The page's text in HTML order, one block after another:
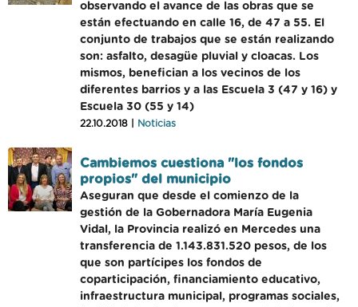
observando el avance de las obras que se
están efectuando en calle 16, de 47 a 55. El
conjunto de trabajos que se están realizando
son: asfalto, desagüe pluvial y cloacas. Los
mismos, benefician a los vecinos de los
diferentes barrios y a las Escuela 3 (47 y 16) y
Escuela 30 (55 y 14)
22.10.2018 | Noticias
Cambiemos cuestiona "los fondos
propios" del municipio
Aseguran que desde el comienzo de la
gestión de la Gobernadora María Eugenia
Vidal, la Provincia realizó en Mercedes una
transferencia de 1.143.831.520 pesos, de los
que son partícipes los fondos de
coparticipación, financiamiento educativo,
infraestructura municipal, programas sociales,